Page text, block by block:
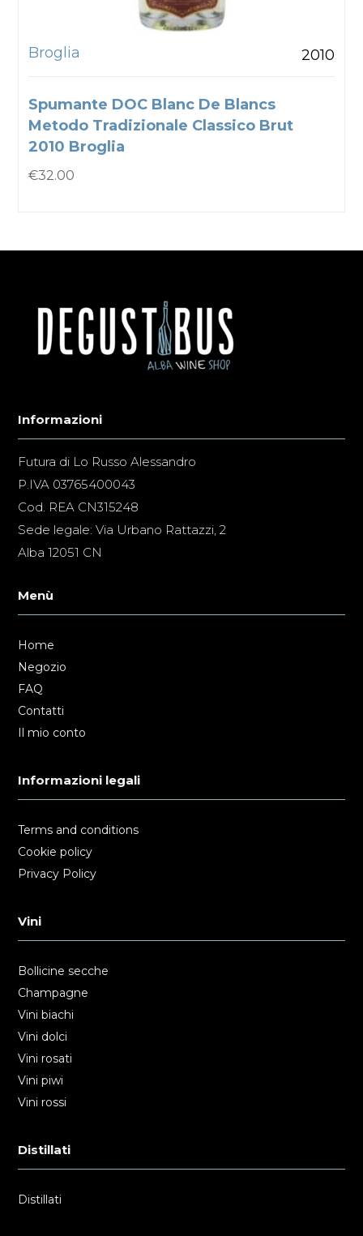
Broglia 2010
Spumante DOC Blanc De Blancs
Metodo Tradizionale Classico Brut
2010 Broglia
€32.00
Informazioni
Futura di Lo Russo Alessandro
P.IVA 03765400043
Cod. REA CN315248
Sede legale: Via Urbano Rattazzi, 2
Alba 12051 CN
Menù
Home
Negozio
FAQ
Contatti
Il mio conto
Informazioni legali
Terms and conditions
Cookie policy
Privacy Policy
Vini
Bollicine secche
Champagne
Vini biachi
Vini dolci
Vini rosati
Vini piwi
Vini rossi
Distillati
Distillati